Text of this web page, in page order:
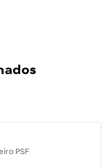
PSF